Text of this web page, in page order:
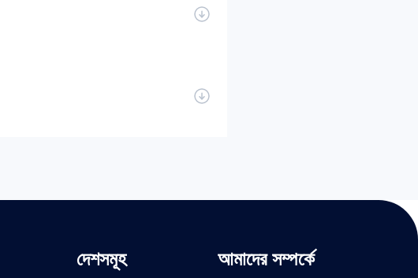
দেশসমূহ আমাদের সম্পর্কে